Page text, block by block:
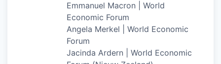
Emmanuel Macron | World
Economic Forum
Angela Merkel | World Economic
Forum
Jacinda Ardern | World Economic